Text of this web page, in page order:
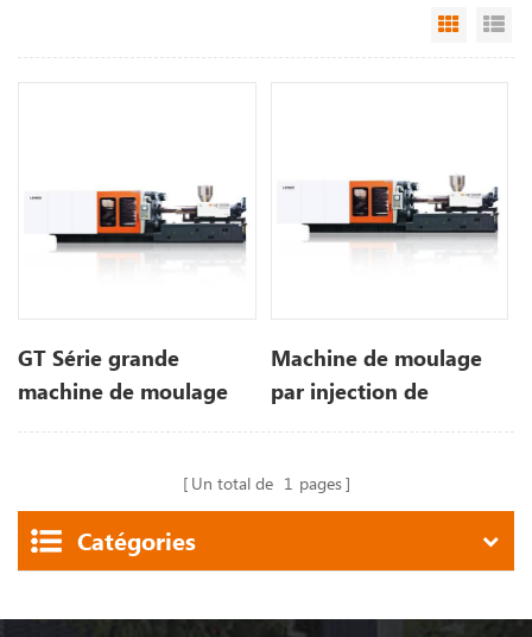
Grid
GT Série grande
machine de moulage
par injection plastique
Machine de moulage
par injection de
plastique de moteur de
Un total de 1 pages
Catégories